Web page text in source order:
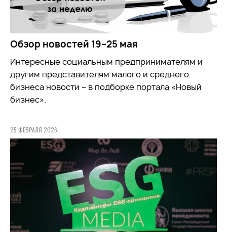
Обзор новостей 19–25 мая
Интересные социальным предпринимателям и
другим представителям малого и среднего
бизнеса новости – в подборке портала «Новый
бизнес».
25 ФЕВРАЛЯ 2026